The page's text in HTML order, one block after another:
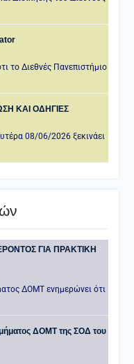
το Διεθνές Πανεπιστήμιο
ΚΑΙ ΟΔΗΓΙΕΣ
08/06/2026 ξεκινάει
ΓΙΑ ΠΡΑΚΤΙΚΗ
ΔΟΜΤ ενημερώνει ότι
ΔΟΜΤ της ΣΟΔ του